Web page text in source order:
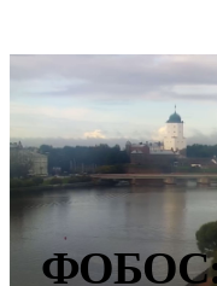
ФОБОС: